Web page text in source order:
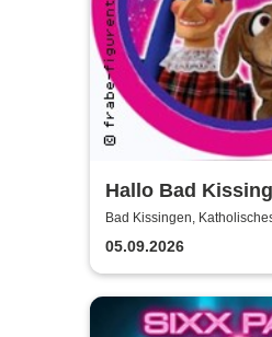
Hallo Bad
Kasper und seine
kommen zu euch!
Bad Kissingen,
Gemeindezentrum
05.09.2026